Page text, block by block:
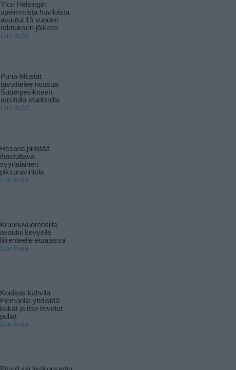
Yksi Helsingin
upeimmista huviloista
avautui 15 vuoden
odotuksen jälkeen
Lue lisää
Puna-Mustat
tavoittelee nousua
Superpesikseen
uusitulla stadionilla
Lue lisää
Hesaria piristää
ihastuttava
syyrialainen
pikkuravintola
Lue lisää
Kruunuvuorensilta
avautui kevyelle
liikenteelle etuajassa
Lue lisää
Kodikas kahvila
Flemarilla yhdistää
kukat ja itse leivotut
pullat
Lue lisää